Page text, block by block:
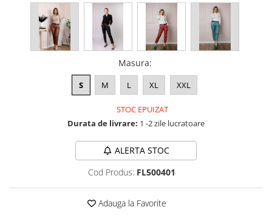
Masura:
S M L XL XXL
STOC EPUIZAT
Durata de livrare: 1 -2 zile lucratoare
ALERTA STOC
Cod Produs: FL500401
Adauga la Favorite